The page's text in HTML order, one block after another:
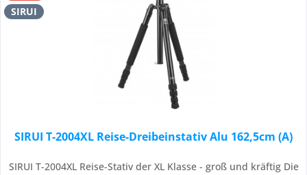
SIRUI
SIRUI T-2004XL Reise-Dreibeinstativ Alu 162,5cm (A)
SIRUI T-2004XL Reise-Stativ der XL Klasse - groß und kräftig Die